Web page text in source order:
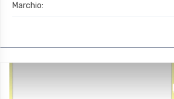
Marchio: